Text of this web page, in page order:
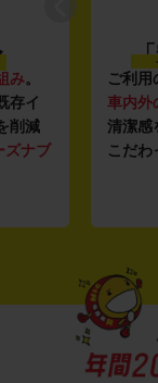
み。
存イ
削減
ズナブ
ご利用
車内外
清潔感
こだわ